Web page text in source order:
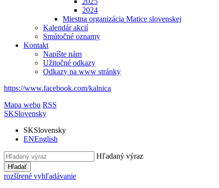
2024
Miestna organizácia Matice slovenskej
Kalendár akcií
Smútočné oznamy
Kontakt
Napíšte nám
Užitočné odkazy
Odkazy na www stránky
https://www.facebook.com/kalnica
Mapa webu RSS
SKSlovensky
SKSlovensky
ENEnglish
Hľadaný výraz
Hľadať
rozšírené vyhľadávanie